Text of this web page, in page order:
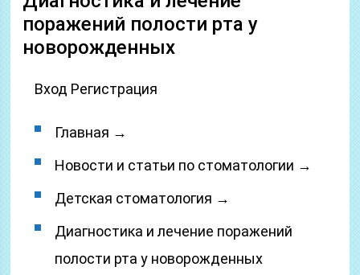
поражений полости рта у
новорожденных
Вход Регистрация
Главная →
Новости и статьи по стоматологии →
Детская стоматология →
Диагностика и лечение поражений
полости рта у новорожденных